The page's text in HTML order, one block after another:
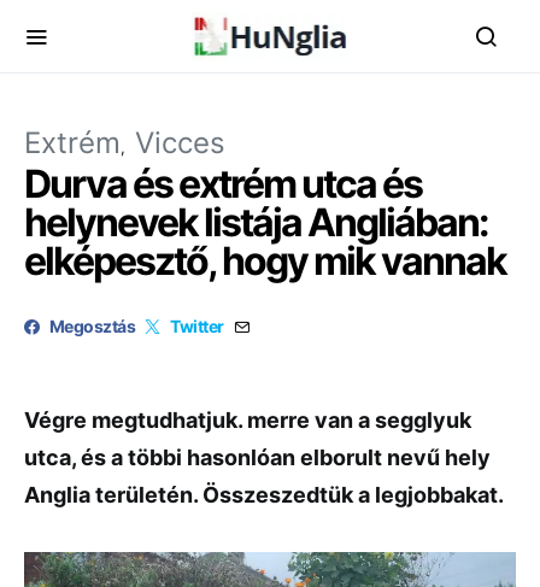
Extrém Vicces
Durva és extrém utca és
helynevek listája Angliában:
elképesztő, hogy mik vannak
Megosztás Twitter
Végre megtudhatjuk. merre van a segglyuk
utca, és a többi hasonlóan elborult nevű hely
Anglia területén. Összeszedtük a legjobbakat.